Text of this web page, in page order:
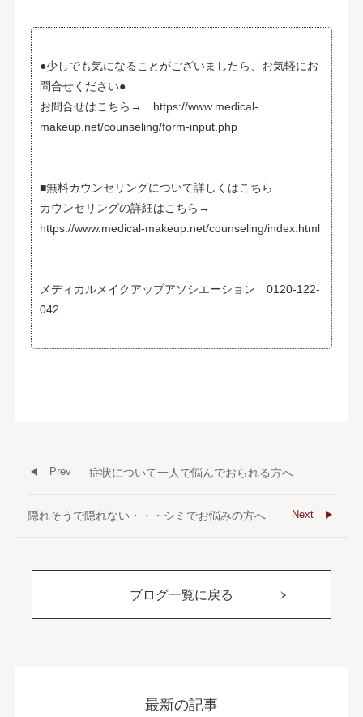
●少しでも気になることがございましたら、お気軽にお
問合せください●
お問合せはこちら→ https://www.medical-
makeup.net/counseling/form-input.php
■無料カウンセリングについて詳しくはこちら
カウンセリングの詳細はこちら→
https://www.medical-makeup.net/counseling/index.html
メディカルメイクアップアソシエーション 0120-122-
042
症状について一人で悩んでおられる方へ
Prev
隠れそうで隠れない・・・シミでお悩みの方へ Next
ブログ一覧に戻る
最新の記事